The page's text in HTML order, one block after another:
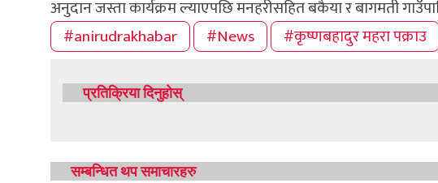
अनुदान जस्ता कार्यक्रम ल्याएपछि मनहरीसहित बकैया र बागमती
#anirudrakhabar
#News #कृष्णबहादुर महरा पक्राउ
प्रतिक्रिया दिनुहोस्
सम्बन्धित थप समाचारहरु